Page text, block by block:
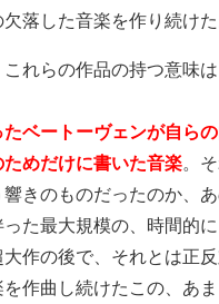
落した音楽を作り続けた
れらの作品の持つ意味
ベートーヴェンが自ら
めだけに書いた音楽 。
きのものだったのか、
った最大規模の、時間的
大作の後で、それとは正
を作曲し続けたこの、あ